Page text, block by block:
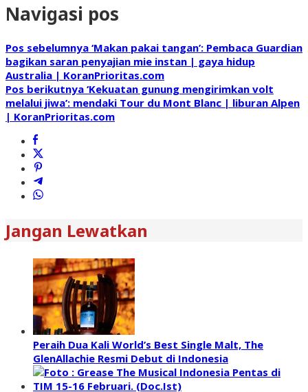
Navigasi pos
Pos sebelumnya ‘Makan pakai tangan’: Pembaca Guardian
bagikan saran penyajian mie instan | gaya hidup
Australia | KoranPrioritas.com
Pos berikutnya ‘Kekuatan gunung mengirimkan volt
melalui jiwa’: mendaki Tour du Mont Blanc | liburan Alpen
| KoranPrioritas.com
Jangan Lewatkan
Peraih Dua Kali World’s Best Single Malt, The
GlenAllachie Resmi Debut di Indonesia